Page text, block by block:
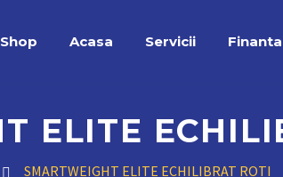
Shop Acasa Servicii
ELITE
SMARTWEIGHT ELITE ECHILIBRAT ROTI